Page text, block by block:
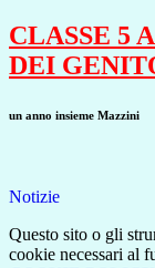
CLASSE 5
DEI
un anno insieme Mazzini
Notizie
Questo sito o gli
cookie necessari al